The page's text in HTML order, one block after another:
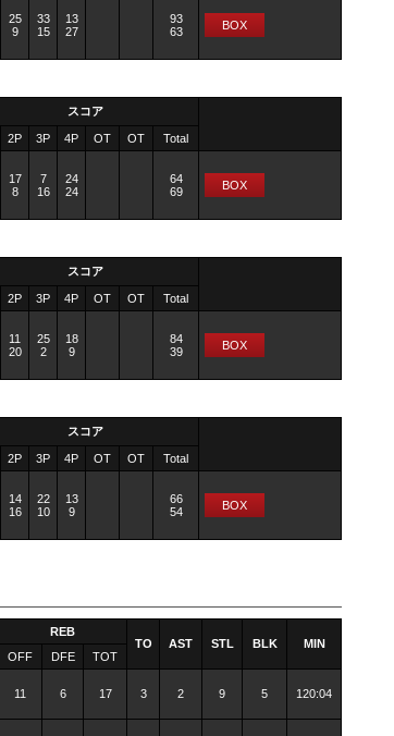
25
9
33
15
13
27
93
63
BOX
スコア
2P 3P 4P OT OT Total
17
8
7
16
24
24
64
69
BOX
スコア
2P 3P 4P OT OT Total
11
20
25
2
18
9
84
39
BOX
スコア
2P 3P 4P OT OT Total
14
16
22
10
13
9
66
54
BOX
REB
TO
AST STL BLK
MIN
OFF DFE TOT
11 6 17 3 2 9 5 120:04